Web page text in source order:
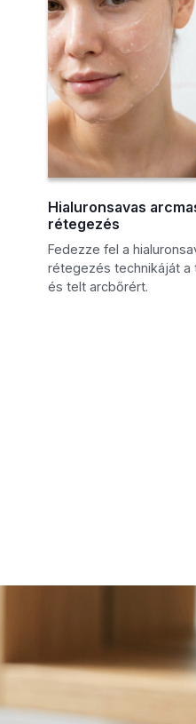
Hialuronsavas
rétegezés
Fedezze fel a
rétegezés technikáját a
és telt arcbőrért.